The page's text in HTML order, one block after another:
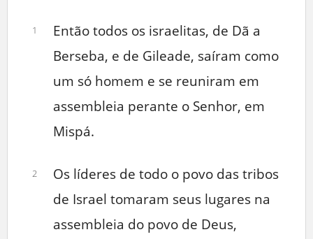
1
Então todos os israelitas, de Dã a
Berseba, e de Gileade, saíram como
um só homem e se reuniram em
assembleia perante o Senhor, em
Mispá.
2
Os líderes de todo o povo das tribos
de Israel tomaram seus lugares na
assembleia do povo de Deus,